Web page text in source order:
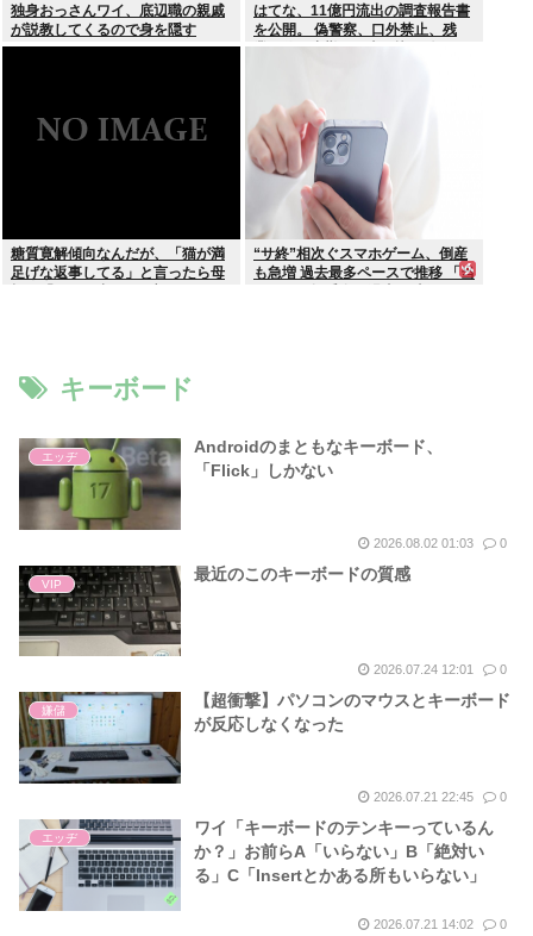
独身おっさんワイ、底辺職の親戚
が説教してくるので身を隠す
はてな、11億円流出の調査報告書
を公開。 偽警察、口外禁止、残
業・休日出勤200時間越、孤
糖質寛解傾向なんだが、「猫が満
足げな返事してる」と言ったら母
“サ終”相次ぐスマホゲーム、倒産
も急増 過去最多ペースで推移 「当
キーボード
エッヂ
Androidのまともなキーボード、
「Flick」しかない
2026.08.02 01:03 0
VIP
最近のこのキーボードの質感
2026.07.24 12:01 0
嫌儲
【超衝撃】パソコンのマウスとキーボード
が反応しなくなった
2026.07.21 22:45 0
エッヂ
ワイ「キーボードのテンキーっているん
か？」お前らA「いらない」B「絶対い
る」C「Insertとかある所もいらない」
2026.07.21 14:02 0